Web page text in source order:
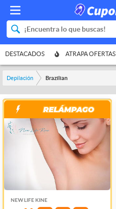
DESTACADOS ATRAPA OFERTAS
Depilación Brazilian
NEW LIFE KINE